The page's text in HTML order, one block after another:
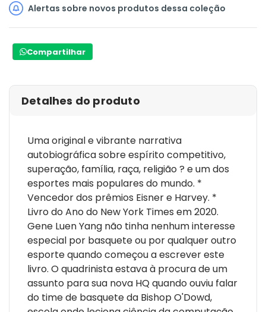
de um time de basquete de colégio com a própria
história turbulenta do esporte na América." ? The New York
quão improvável seria ele criar uma história em
seja o melhor já publicado sobre o assunto." ? Forbes
Alertas sobre novos produtos dessa coleção
Compartilhar
Detalhes do produto
Uma original e vibrante narrativa
autobiográfica sobre espírito competitivo,
superação, família, raça, religião ? e um dos
esportes mais populares do mundo. *
Vencedor dos prêmios Eisner e Harvey. *
Livro do Ano do New York Times em 2020.
Gene Luen Yang não tinha nenhum interesse
especial por basquete ou por qualquer outro
esporte quando começou a escrever este
livro. O quadrinista estava à procura de um
assunto para sua nova HQ quando ouviu falar
do time de basquete da Bishop O'Dowd,